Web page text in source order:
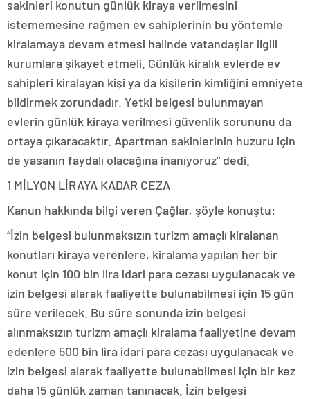
sakinleri konutun günlük kiraya verilmesini
istememesine rağmen ev sahiplerinin bu yöntemle
kiralamaya devam etmesi halinde vatandaşlar ilgili
kurumlara şikayet etmeli. Günlük kiralık evlerde ev
sahipleri kiralayan kişi ya da kişilerin kimliğini emniyete
bildirmek zorundadır. Yetki belgesi bulunmayan
evlerin günlük kiraya verilmesi güvenlik sorununu da
ortaya çıkaracaktır. Apartman sakinlerinin huzuru için
de yasanın faydalı olacağına inanıyoruz” dedi.
1 MİLYON LİRAYA KADAR CEZA
Kanun hakkında bilgi veren Çağlar, şöyle konuştu:
“İzin belgesi bulunmaksızın turizm amaçlı kiralanan
konutları kiraya verenlere, kiralama yapılan her bir
konut için 100 bin lira idari para cezası uygulanacak ve
izin belgesi alarak faaliyette bulunabilmesi için 15 gün
süre verilecek. Bu süre sonunda izin belgesi
alınmaksızın turizm amaçlı kiralama faaliyetine devam
edenlere 500 bin lira idari para cezası uygulanacak ve
izin belgesi alarak faaliyette bulunabilmesi için bir kez
daha 15 günlük zaman tanınacak. İzin belgesi